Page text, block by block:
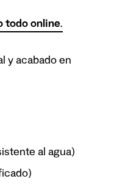
todo online.
y acabado en
al agua)